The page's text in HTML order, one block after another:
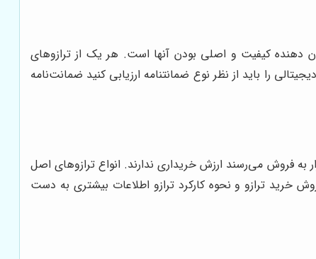
دهنده کیفیت و اصلی بودن آنها است. هر یک از ترازوهای
را باید از نظر نوع ضمانتنامه ارزیابی کنید ضمانت‌نامه
به فروش می‌رسند ارزش خریداری ندارند. انواع ترازوهای اصل
خرید ترازو و نحوه کارکرد ترازو اطلاعات بیشتری به دست